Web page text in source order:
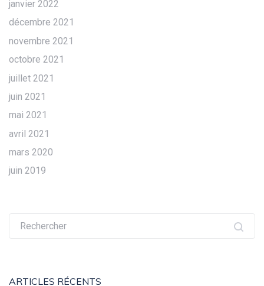
janvier 2022
décembre 2021
novembre 2021
octobre 2021
juillet 2021
juin 2021
mai 2021
avril 2021
mars 2020
juin 2019
Recherche
ARTICLES RÉCENTS